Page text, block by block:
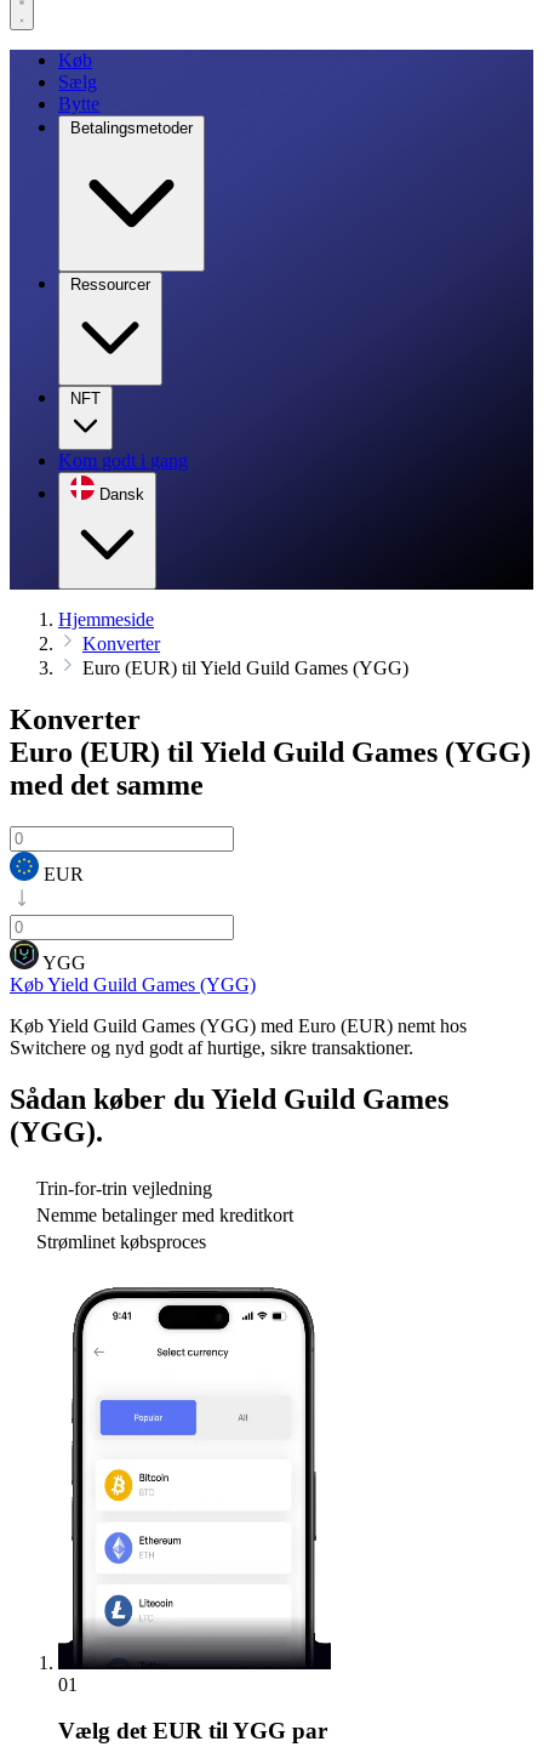
Køb
Sælg
Bytte
Betalingsmetoder
Ressourcer
NFT
Kom godt i gang
Dansk
Hjemmeside
Konverter
Euro (EUR) til Yield Guild Games (YGG)
Konverter
Euro (EUR) til Yield Guild Games (YGG)
med det samme
EUR
YGG
Køb Yield Guild Games (YGG)
Køb Yield Guild Games (YGG) med Euro (EUR) nemt hos
Switchere og nyd godt af hurtige, sikre transaktioner.
Sådan køber du Yield Guild Games
(YGG).
Trin-for-trin vejledning
Nemme betalinger med kreditkort
Strømlinet købsproces
01
Vælg det EUR til YGG par